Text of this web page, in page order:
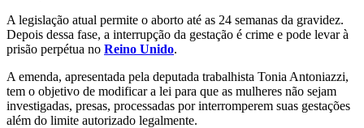
A legislação atual permite o aborto até as 24 semanas da gravidez.
Depois dessa fase, a interrupção da gestação é crime e pode levar à
prisão perpétua no Reino Unido.
A emenda, apresentada pela deputada trabalhista Tonia Antoniazzi,
tem o objetivo de modificar a lei para que as mulheres não sejam
investigadas, presas, processadas por interromperem suas gestações
além do limite autorizado legalmente.